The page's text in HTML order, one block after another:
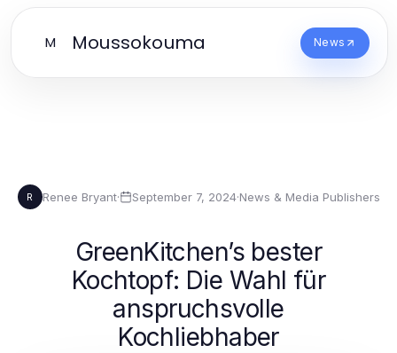
M Moussokouma News
R Renee Bryant· September 7, 2024·News & Media Publishers
GreenKitchen’s bester
Kochtopf: Die Wahl für
anspruchsvolle
Kochliebhaber